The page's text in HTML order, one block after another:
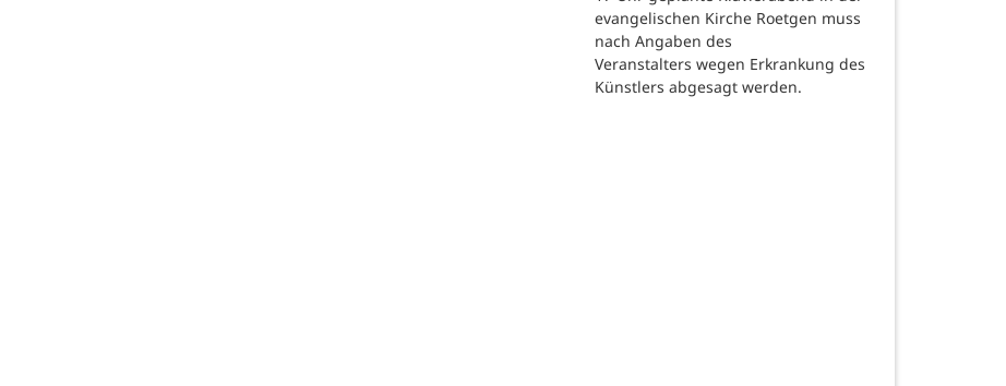
evangelischen Kirche Roetgen muss
nach Angaben des
Veranstalters wegen Erkrankung des
Künstlers abgesagt werden.